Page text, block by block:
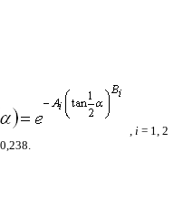
, i = 1, 2